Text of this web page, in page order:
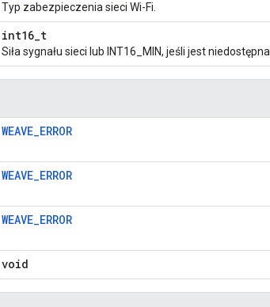
Typ zabezpieczenia sieci Wi-Fi.
int16_t
Siła sygnału sieci lub INT16_MIN, jeśli jest niedostępna.
WEAVE_ERROR
WEAVE_ERROR
WEAVE_ERROR
void